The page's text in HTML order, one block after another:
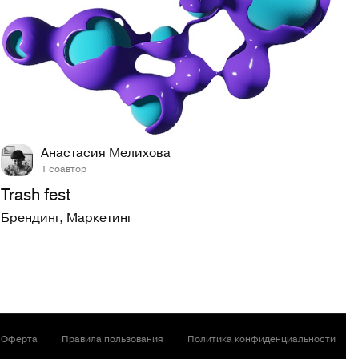
Анастасия Мелихова
1 соавтор
Trash fest
Брендинг, Маркетинг
Оферта Правила пользования Политика конфиденциальности